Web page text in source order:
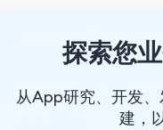
探索您
从App研究、开发
建，